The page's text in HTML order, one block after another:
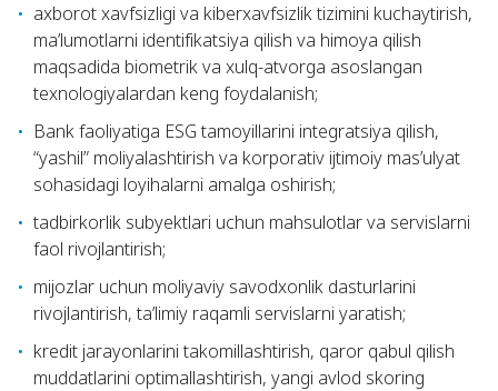
axborot xavfsizligi va kiberxavfsizlik tizimini kuchaytirish,
ma’lumotlarni identifikatsiya qilish va himoya qilish
maqsadida biometrik va xulq-atvorga asoslangan
texnologiyalardan keng foydalanish;
Bank faoliyatiga ESG tamoyillarini integratsiya qilish,
“yashil” moliyalashtirish va korporativ ijtimoiy mas’ulyat
sohasidagi loyihalarni amalga oshirish;
tadbirkorlik subyektlari uchun mahsulotlar va servislarni
faol rivojlantirish;
mijozlar uchun moliyaviy savodxonlik dasturlarini
rivojlantirish, ta’limiy raqamli servislarni yaratish;
kredit jarayonlarini takomillashtirish, qaror qabul qilish
muddatlarini optimallashtirish, yangi avlod skoring